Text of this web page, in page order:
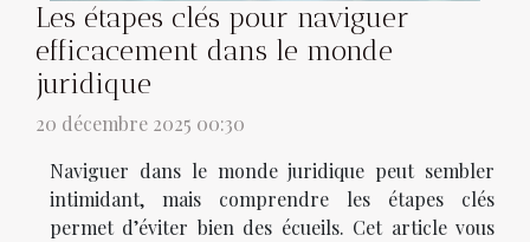
Les étapes clés pour naviguer
efficacement dans le monde
juridique
20 décembre 2025 00:30
Naviguer dans le monde juridique peut sembler
intimidant, mais comprendre les étapes clés
permet d’éviter bien des écueils. Cet article vous